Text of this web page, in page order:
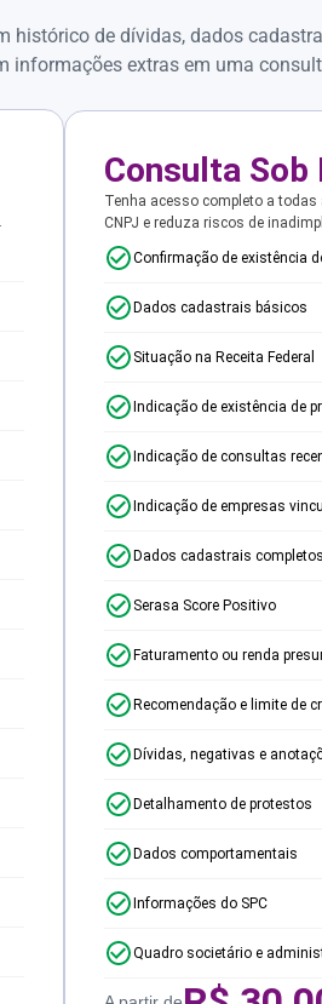
histórico de dívidas, dados
informações extras em uma
Consulta Sob
Tenha acesso completo a
CNPJ e reduza riscos de
Confirmação de existência
Dados cadastrais básicos
Situação na Receita Federal
Indicação de existência de
Indicação de consultas
Indicação de empresas
Dados cadastrais completos
Serasa Score Positivo
Faturamento ou renda
Recomendação e limite de
Dívidas, negativas e
Detalhamento de protestos
Dados comportamentais
Informações do SPC
Quadro societário e